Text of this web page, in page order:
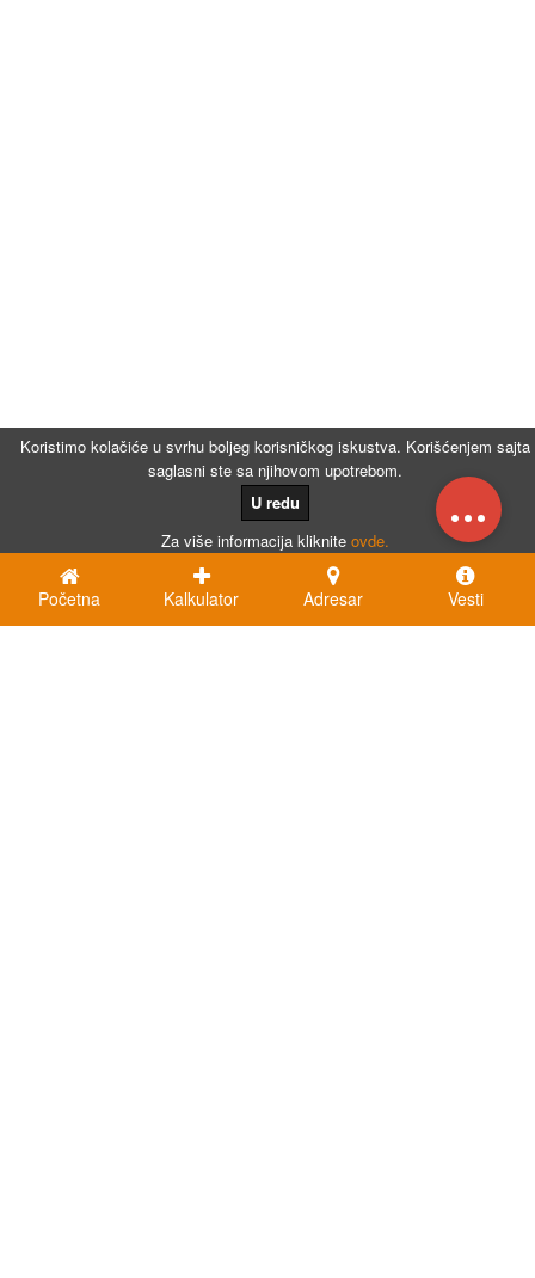
Koristimo kolačiće u svrhu boljeg korisničkog iskustva. Korišćenjem sajta
saglasni ste sa njihovom upotrebom.
U redu
Za više informacija kliknite ovde.
...
Početna Kalkulator Adresar Vesti